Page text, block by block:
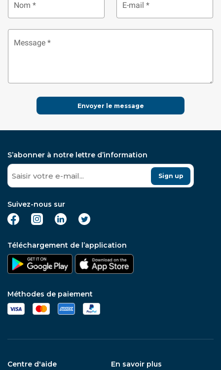
Nom * E-mail *
Message *
Envoyer le message
S’abonner à notre lettre d’information
Sign up
Suivez-nous sur
Téléchargement de l’application
Méthodes de paiement
Centre d'aide
En savoir plus